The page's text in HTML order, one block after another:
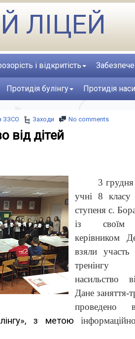
ЛІЦЕЙ
і відкритість
Протидія булінгу Протидія
ЗЗСО Заходи No comments
від дітей
3
учні 8
ступеня с.
із своїм
керівником
взяли участь
насильство
Дане заняття-
проведено
, з метою